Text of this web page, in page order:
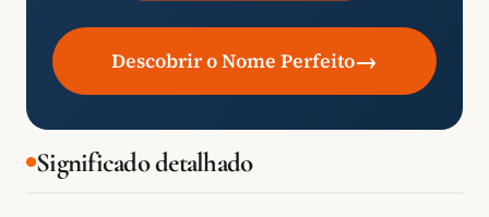
Descobrir o Nome Perfeito→
Significado detalhado